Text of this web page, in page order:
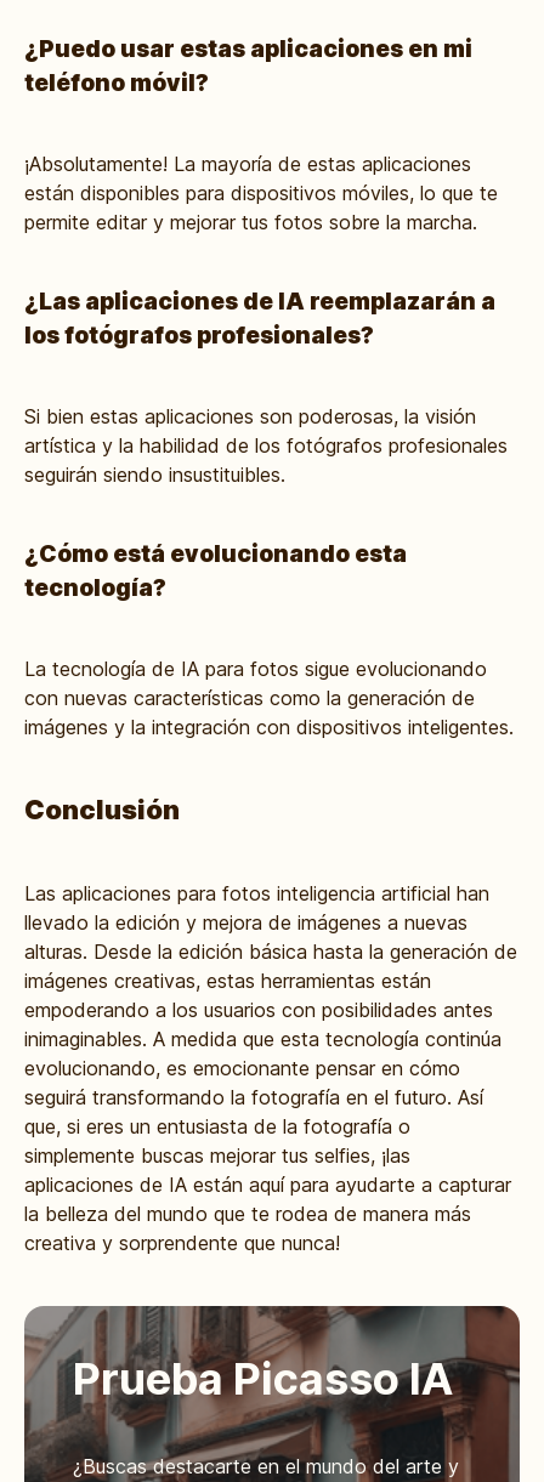
¿Puedo usar estas aplicaciones en mi
teléfono móvil?
¡Absolutamente! La mayoría de estas aplicaciones
están disponibles para dispositivos móviles, lo que te
permite editar y mejorar tus fotos sobre la marcha.
¿Las aplicaciones de IA reemplazarán a
los fotógrafos profesionales?
Si bien estas aplicaciones son poderosas, la visión
artística y la habilidad de los fotógrafos profesionales
seguirán siendo insustituibles.
¿Cómo está evolucionando esta
tecnología?
La tecnología de IA para fotos sigue evolucionando
con nuevas características como la generación de
imágenes y la integración con dispositivos inteligentes.
Conclusión
Las aplicaciones para fotos inteligencia artificial han
llevado la edición y mejora de imágenes a nuevas
alturas. Desde la edición básica hasta la generación de
imágenes creativas, estas herramientas están
empoderando a los usuarios con posibilidades antes
inimaginables. A medida que esta tecnología continúa
evolucionando, es emocionante pensar en cómo
seguirá transformando la fotografía en el futuro. Así
que, si eres un entusiasta de la fotografía o
simplemente buscas mejorar tus selfies, ¡las
aplicaciones de IA están aquí para ayudarte a capturar
la belleza del mundo que te rodea de manera más
creativa y sorprendente que nunca!
Prueba Picasso IA
¿Buscas destacarte en el mundo del arte y